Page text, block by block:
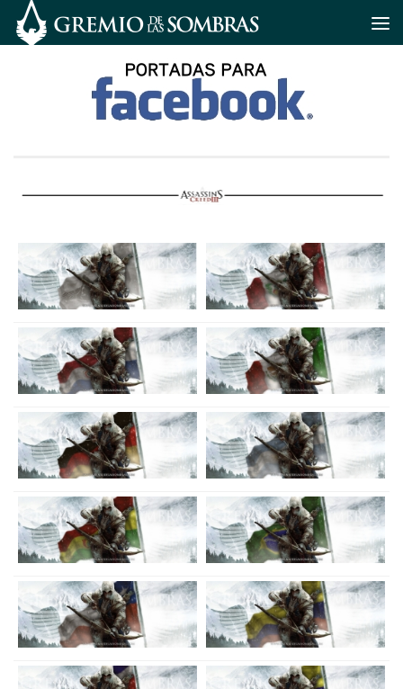
Saltar al contenido